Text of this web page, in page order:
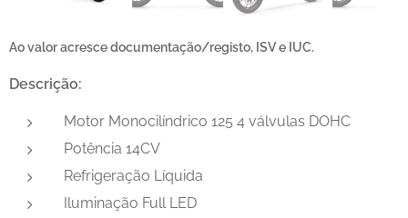
Ao valor acresce documentação/registo, ISV e IUC.
Descrição:
Motor Monocilíndrico 125 4 válvulas DOHC
Potência 14CV
Refrigeração Líquida
Iluminação Full LED